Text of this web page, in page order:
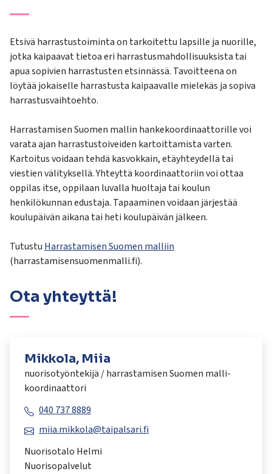
Etsivä harrastustoiminta on tarkoitettu lapsille ja nuorille,
jotka kaipaavat tietoa eri harrastusmahdollisuuksista tai
apua sopivien harrastusten etsinnässä. Tavoitteena on
löytää jokaiselle harrastusta kaipaavalle mielekäs ja sopiva
harrastusvaihtoehto.
Harrastamisen Suomen mallin hankekoordinaattorille voi
varata ajan harrastustoiveiden kartoittamista varten.
Kartoitus voidaan tehdä kasvokkain, etäyhteydellä tai
viestien välityksellä. Yhteyttä koordinaattoriin voi ottaa
oppilas itse, oppilaan luvalla huoltaja tai koulun
henkilökunnan edustaja. Tapaaminen voidaan järjestää
koulupäivän aikana tai heti koulupäivän jälkeen.
Tutustu Harrastamisen Suomen malliin
(harrastamisensuomenmalli.fi).
Ota yhteyttä!
Mikkola, Miia
nuorisotyöntekijä / harrastamisen Suomen malli-
koordinaattori
040 737 8889
miia.mikkola@taipalsari.fi
Nuorisotalo Helmi
Nuorisopalvelut